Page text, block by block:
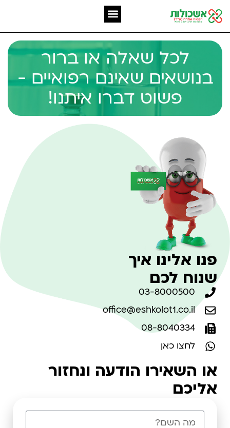
לכל שאלה או ברור
בנושאים שאינם רפואיים -
פשוט דברו איתנו!
פנו אלינו איך
שנוח לכם
03-8000500
office@eshkolot1.co.il
08-8040334
לחצו כאן
או השאירו הודעה ונחזור
אליכם